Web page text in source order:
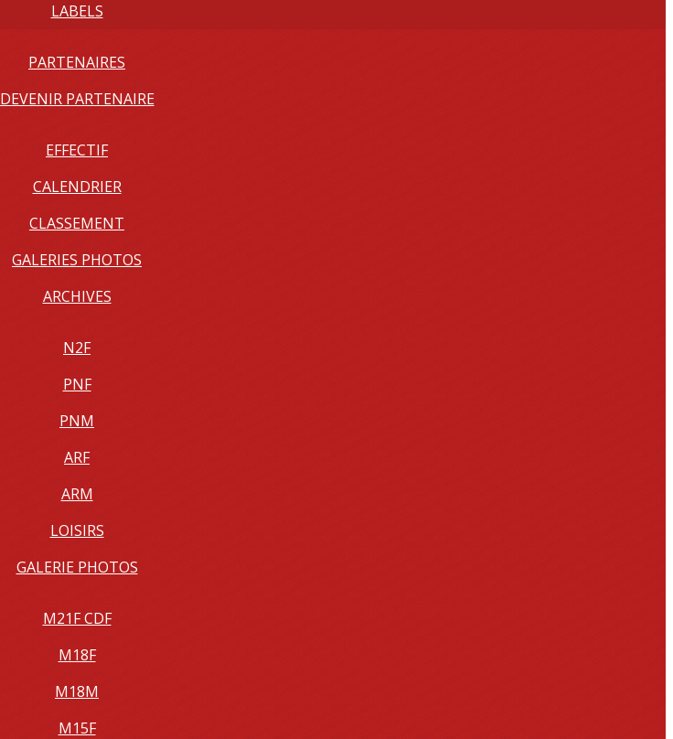
LABELS
PARTENAIRES
DEVENIR PARTENAIRE
EFFECTIF
CALENDRIER
CLASSEMENT
GALERIES PHOTOS
ARCHIVES
N2F
PNF
PNM
ARF
ARM
LOISIRS
GALERIE PHOTOS
M21F CDF
M18F
M18M
M15F